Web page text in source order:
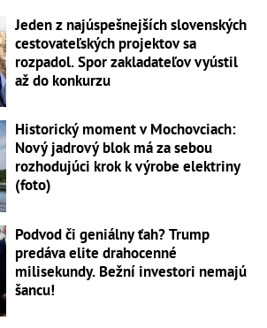
Jeden z najúspešnejších slovenských
cestovateľských projektov sa
rozpadol. Spor zakladateľov vyústil
až do konkurzu
Historický moment v Mochovciach:
Nový jadrový blok má za sebou
rozhodujúci krok k výrobe elektriny
(foto)
Podvod či geniálny ťah? Trump
predáva elite drahocenné
milisekundy. Bežní investori nemajú
šancu!